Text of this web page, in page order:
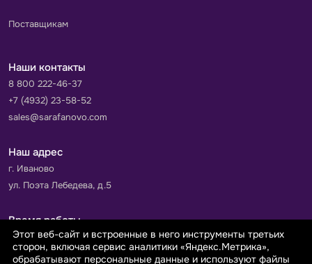
Поставщикам
Наши контакты
8 800 222-46-37
+7 (4932) 23-58-52
sales@sarafanovo.com
Наш адрес
г. Иваново
ул. Поэта Лебедева, д.5
Время работы
Пн-Пт с 9.00 до 18.00
Сб-Вс: выходной
Этот веб-сайт и встроенные в него инструменты третьих
сторон, включая сервис аналитики «Яндекс.Метрика»,
обрабатывают персональные данные и используют файлы